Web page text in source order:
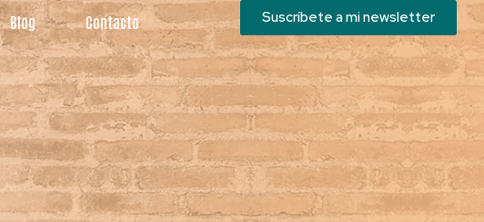
Blog Contacto Suscríbete a mi newsletter